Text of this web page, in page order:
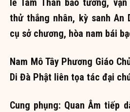
lễ Tam Thân bảo tướng,
thử thắng nhân, kỳ sanh An
cụ sở chương, hòa nam bái
Nam Mô Tây Phương Giáo
Di Đà Phật liên tọa tác đại
Cung phụng: Quan Âm tiếp